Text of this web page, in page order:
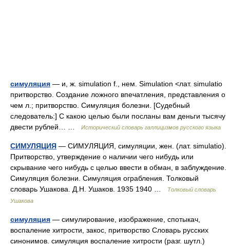
симуляция — и, ж. simulation f., нем. Simulation <лат. simulatio
притворство. Создание ложного впечатления, представления о
чем л.; притворство. Симуляция болезни. [Судебный
следователь:] С какою целью были посланы вам деньги тысячу
двести рублей… …
Исторический словарь галлицизмов русского языка
СИМУЛЯЦИЯ — СИМУЛЯЦИЯ, симуляции, жен. (лат. simulatio).
Притворство, утверждение о наличии чего нибудь или
скрывание чего нибудь с целью ввести в обман, в заблуждение.
Симуляция болезни. Симуляция ограбления. Толковый
словарь Ушакова. Д.Н. Ушаков. 1935 1940 …
Толковый словарь
Ушакова
симуляция — симулирование, изображение, спотыкач,
воспаление хитрости, закос, притворство Словарь русских
синонимов. симуляция воспаление хитрости (разг. шутл.)